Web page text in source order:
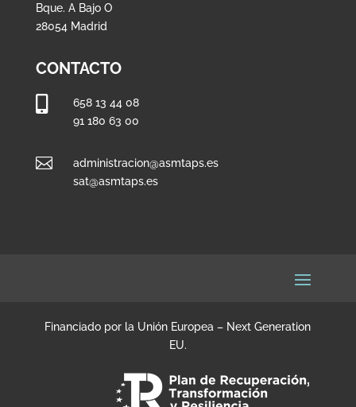
Bque. A Bajo O
28054 Madrid
CONTACTO
658 13 44 08
91 180 63 00

administracion@asmtaps.es
sat@asmtaps.es
Financiado por la Unión Europea – Next Generation
EU.